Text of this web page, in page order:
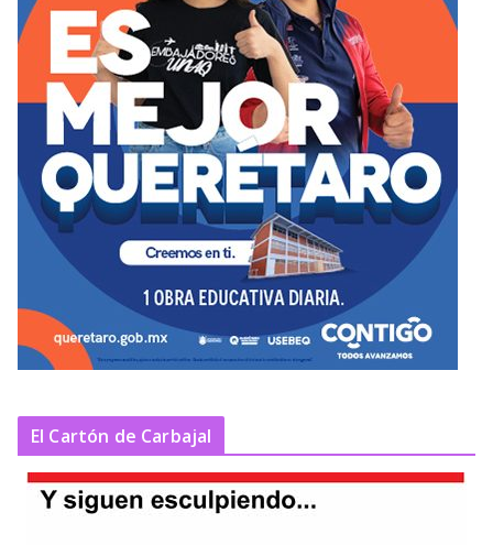
El Cartón de Carbajal